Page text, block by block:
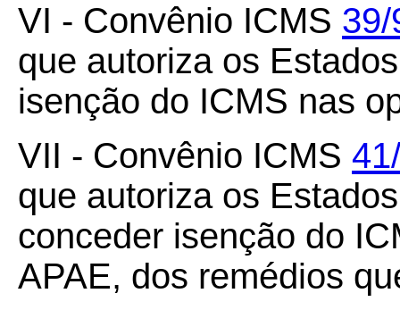
VI - Convênio ICMS 39/
que autoriza os
isenção do ICMS nas
VII - Convênio ICMS
que autoriza os
conceder isenção do
APAE, dos remédios